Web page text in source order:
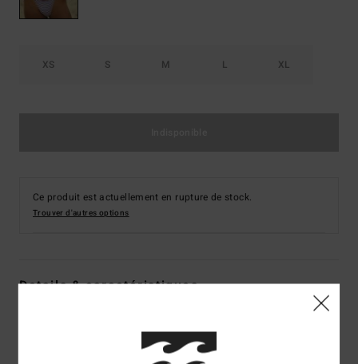
XS S M L XL
Ce produit est actuellement en rupture de stock.
Trouver d'autres options
Details & caractéristiques
Code couleurpkk0